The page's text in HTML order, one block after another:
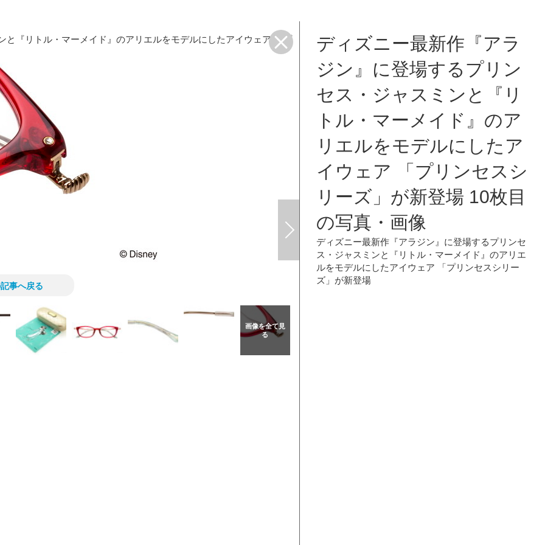
『リトル・マーメイド』のアリエルをモデルにしたアイウェア 「プ
事へ戻る
ディズニー最新作『アラ
ジン』に登場するプリン
セス・ジャスミンと『リ
トル・マーメイド』のア
リエルをモデルにしたア
イウェア 「プリンセスシ
リーズ」が新登場 10枚目
の写真・画像
ディズニー最新作『アラジン』に登場するプリンセ
ス・ジャスミンと『リトル・マーメイド』のアリエ
ルをモデルにしたアイウェア 「プリンセスシリー
ズ」が新登場